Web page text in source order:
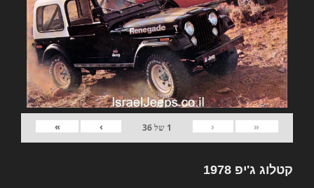
«
‹
1 של36
›
»
קטלוג ג'יפ 1978